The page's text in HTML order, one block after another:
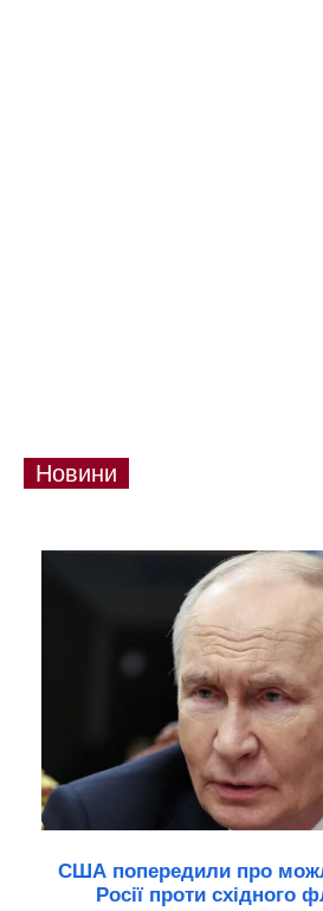
Новини
США попередили про
Росії проти східного